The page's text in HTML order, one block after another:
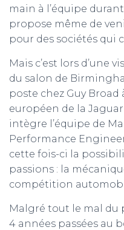
main à l’équipe
propose même de
pour des sociétés qui
Mais c’est lors d’une
du salon de
poste chez Guy Broad
européen de la Jaguar
intègre l’équipe de
Performance
cette fois-ci la
passions : la
compétition
Malgré tout le mal du
4 années passées au